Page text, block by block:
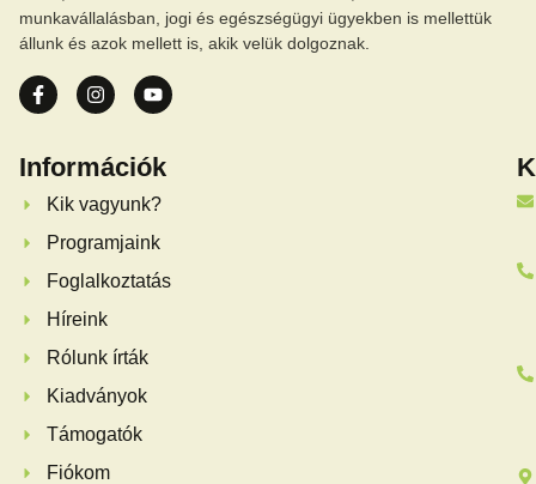
munkavállalásban, jogi és egészségügyi ügyekben is mellettük
állunk és azok mellett is, akik velük dolgoznak.
Információk
Kik vagyunk?
Programjaink
Foglalkoztatás
Híreink
Rólunk írták
Kiadványok
Támogatók
Fiókom